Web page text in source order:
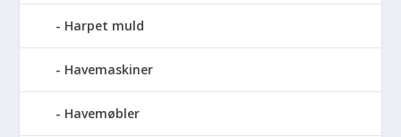
Harpet muld
Havemaskiner
Havemøbler